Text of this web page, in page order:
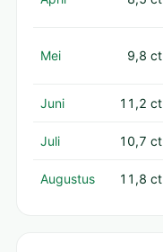
Mei 9,8 ct
Juni 11,2 ct
Juli 10,7 ct
Augustus 11,8 ct